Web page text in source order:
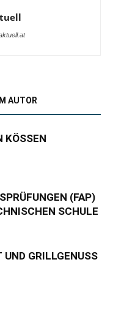
AUTOR
KÖSSEN
(FAP)
SCHULE
GRILLGENUSS